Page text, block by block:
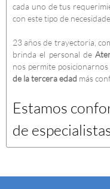
cada uno de tus
con este tipo de
23 años de trayectoria,
brinda el personal de
nos permite
de la tercera edad más
Estamos
de